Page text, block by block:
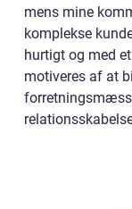
mens mine
komplekse
hurtigt og med
motiveres af at